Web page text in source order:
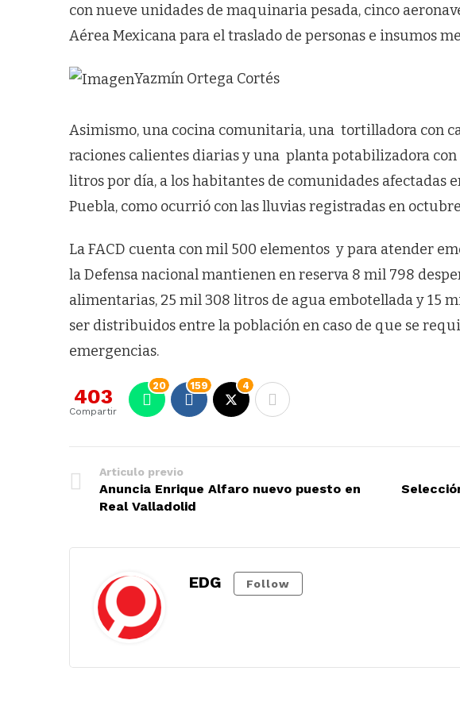
con nueve unidades de maquinaria pesada, cinco
Aérea Mexicana para el traslado de personas e insumos
Yazmín Ortega Cortés
Asimismo, una cocina comunitaria, una tortilladora con
raciones calientes diarias y una planta potabilizadora
litros por día, a los habitantes de comunidades afectadas
Puebla, como ocurrió con las lluvias registradas en
La FACD cuenta con mil 500 elementos y para atender
la Defensa nacional mantienen en reserva 8 mil 798
alimentarias, 25 mil 308 litros de agua embotellada y 15
ser distribuidos entre la población en caso de que se
emergencias.
403
Compartir
20 159 4
Articulo previo
Anuncia Enrique Alfaro nuevo puesto en
Real Valladolid
EDG Follow